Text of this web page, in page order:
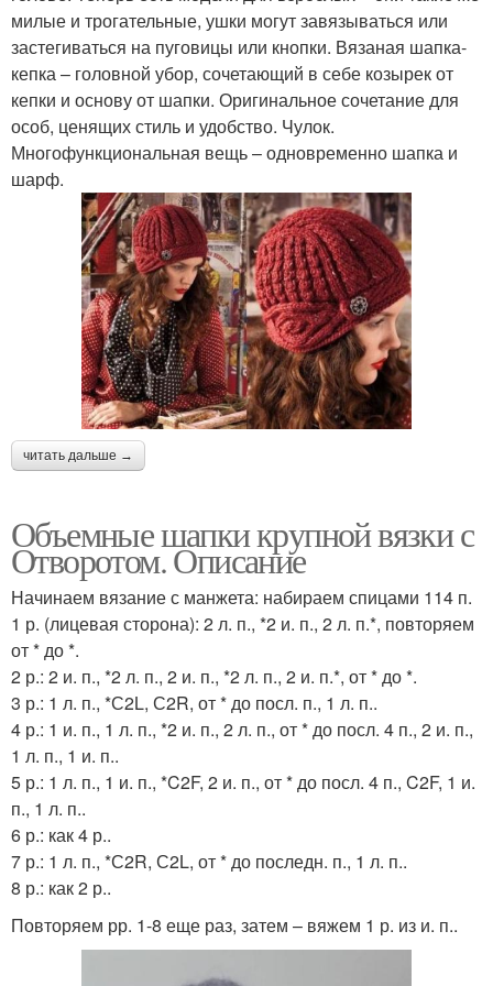
милые и трогательные, ушки могут завязываться или
застегиваться на пуговицы или кнопки. Вязаная шапка-
кепка – головной убор, сочетающий в себе козырек от
кепки и основу от шапки. Оригинальное сочетание для
особ, ценящих стиль и удобство. Чулок.
Многофункциональная вещь – одновременно шапка и
шарф.
читать дальше →
Объемные шапки крупной вязки с
Отворотом. Описание
Начинаем вязание с манжета: набираем спицами 114 п.
1 р. (лицевая сторона): 2 л. п., *2 и. п., 2 л. п.*, повторяем
от * до *.
2 р.: 2 и. п., *2 л. п., 2 и. п., *2 л. п., 2 и. п.*, от * до *.
3 р.: 1 л. п., *С2L, С2R, от * до посл. п., 1 л. п..
4 р.: 1 и. п., 1 л. п., *2 и. п., 2 л. п., от * до посл. 4 п., 2 и. п.,
1 л. п., 1 и. п..
5 р.: 1 л. п., 1 и. п., *C2F, 2 и. п., от * до посл. 4 п., C2F, 1 и.
п., 1 л. п..
6 р.: как 4 р..
7 р.: 1 л. п., *С2R, С2L, от * до последн. п., 1 л. п..
8 р.: как 2 р..
Повторяем рр. 1-8 еще раз, затем – вяжем 1 р. из и. п..